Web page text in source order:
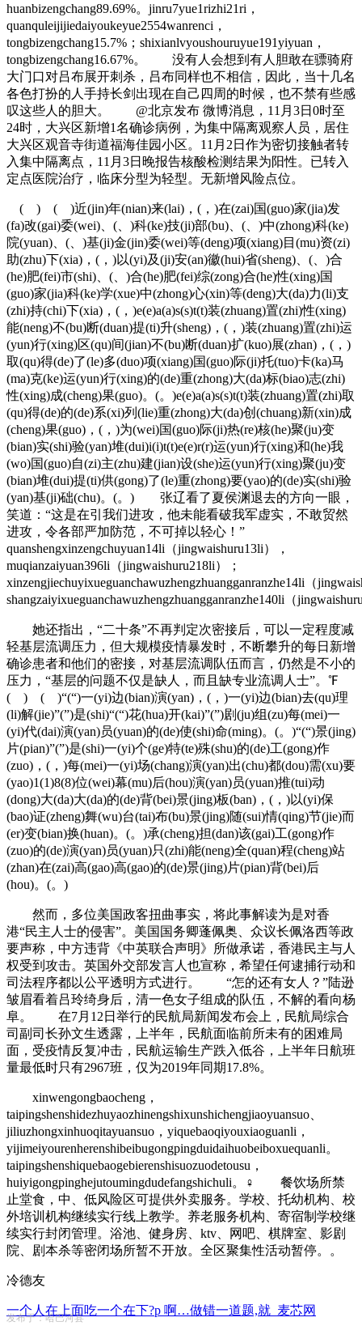
huanbizengchang89.69%。jinru7yue1rizhi21ri，
quanquleijijiedaiyoukeyue2554wanrenci，
tongbizengchang15.7%；shixianlvyoushouruyue191yiyuan，
tongbizengchang16.67%。 没有人会想到有人胆敢在骠骑府
大门口对吕布展开刺杀，吕布同样也不相信，因此，当十几名
各色打扮的人手持长剑出现在自己四周的时候，也不禁有些感
叹这些人的胆大。 @北京发布 微博消息，11月3日0时至
24时，大兴区新增1名确诊病例，为集中隔离观察人员，居住
大兴区观音寺街道福海佳园小区。11月2日作为密切接触者转
入集中隔离点，11月3日晚报告核酸检测结果为阳性。已转入
定点医院治疗，临床分型为轻型。无新增风险点位。
( ) ( )近(jin)年(nian)来(lai)，(，)在(zai)国(guo)家(jia)发
(fa)改(gai)委(wei)、(、)科(ke)技(ji)部(bu)、(、)中(zhong)科(ke)
院(yuan)、(、)基(ji)金(jin)委(wei)等(deng)项(xiang)目(mu)资(zi)
助(zhu)下(xia)，(，)以(yi)及(ji)安(an)徽(hui)省(sheng)、(、)合
(he)肥(fei)市(shi)、(、)合(he)肥(fei)综(zong)合(he)性(xing)国
(guo)家(jia)科(ke)学(xue)中(zhong)心(xin)等(deng)大(da)力(li)支
(zhi)持(chi)下(xia)，(，)e(e)a(a)s(s)t(t)装(zhuang)置(zhi)性(xing)
能(neng)不(bu)断(duan)提(ti)升(sheng)，(，)装(zhuang)置(zhi)运
(yun)行(xing)区(qu)间(jian)不(bu)断(duan)扩(kuo)展(zhan)，(，)
取(qu)得(de)了(le)多(duo)项(xiang)国(guo)际(ji)托(tuo)卡(ka)马
(ma)克(ke)运(yun)行(xing)的(de)重(zhong)大(da)标(biao)志(zhi)
性(xing)成(cheng)果(guo)。(。)e(e)a(a)s(s)t(t)装(zhuang)置(zhi)取
(qu)得(de)的(de)系(xi)列(lie)重(zhong)大(da)创(chuang)新(xin)成
(cheng)果(guo)，(，)为(wei)国(guo)际(ji)热(re)核(he)聚(ju)变
(bian)实(shi)验(yan)堆(dui)i(i)t(t)e(e)r(r)运(yun)行(xing)和(he)我
(wo)国(guo)自(zi)主(zhu)建(jian)设(she)运(yun)行(xing)聚(ju)变
(bian)堆(dui)提(ti)供(gong)了(le)重(zhong)要(yao)的(de)实(shi)验
(yan)基(ji)础(chu)。(。) 张辽看了夏侯渊退去的方向一眼，
笑道：“这是在引我们进攻，他未能看破我军虚实，不敢贸然
进攻，令各部严加防范，不可掉以轻心！”
quanshengxinzengchuyuan14li（jingwaishuru13li），
muqianzaiyuan396li（jingwaishuru218li）；
xinzengjiechuyixueguanchawuzhengzhuangganranzhe14li（
shangzaiyixueguanchawuzhengzhuangganranzhe140li（
她还指出，“二十条”不再判定次密接后，可以一定程度减
轻基层流调压力，但大规模疫情暴发时，不断攀升的每日新增
确诊患者和他们的密接，对基层流调队伍而言，仍然是不小的
压力，“基层的问题不仅是缺人，而且缺专业流调人士”。℉
( ) ( )“(“)一(yi)边(bian)演(yan)，(，)一(yi)边(bian)去(qu)理
(li)解(jie)”(”)是(shi)“(“)花(hua)开(kai)”(”)剧(ju)组(zu)每(mei)一
(yi)代(dai)演(yan)员(yuan)的(de)使(shi)命(ming)。(。)“(“)景(jing)
片(pian)”(”)是(shi)一(yi)个(ge)特(te)殊(shu)的(de)工(gong)作
(zuo)，(，)每(mei)一(yi)场(chang)演(yan)出(chu)都(dou)需(xu)要
(yao)1(1)8(8)位(wei)幕(mu)后(hou)演(yan)员(yuan)推(tui)动
(dong)大(da)大(da)的(de)背(bei)景(jing)板(ban)，(，)以(yi)保
(bao)证(zheng)舞(wu)台(tai)布(bu)景(jing)随(sui)情(qing)节(jie)而
(er)变(bian)换(huan)。(。)承(cheng)担(dan)该(gai)工(gong)作
(zuo)的(de)演(yan)员(yuan)只(zhi)能(neng)全(quan)程(cheng)站
(zhan)在(zai)高(gao)高(gao)的(de)景(jing)片(pian)背(bei)后
(hou)。(。)
然而，多位美国政客扭曲事实，将此事解读为是对香
港“民主人士的侵害”。美国国务卿蓬佩奥、众议长佩洛西等政
要声称，中方违背《中英联合声明》所做承诺，香港民主与人
权受到攻击。英国外交部发言人也宣称，希望任何逮捕行动和
司法程序都以公平透明方式进行。 “怎的还有女人？”陆逊
皱眉看着吕玲绮身后，清一色女子组成的队伍，不解的看向杨
阜。 在7月12日举行的民航局新闻发布会上，民航局综合
司副司长孙文生透露，上半年，民航面临前所未有的困难局
面，受疫情反复冲击，民航运输生产跌入低谷，上半年日航班
量最低时只有2967班，仅为2019年同期17.8%。
xinwengongbaocheng，
taipingshenshidezhuyaozhinengshixunshichengjiaoyuansuo、
jiliuzhongxinhuoqitayuansuo，yiquebaoqiyouxiaoguanli，
yijimeiyourenherenshibeibugongpingduidaihuobeiboxuequanli。
taipingshenshiquebaogebierenshisuozuodetousu，
huiyigongpinghejutoumingdudefangshichuli。♀ 餐饮场所禁
止堂食，中、低风险区可提供外卖服务。学校、托幼机构、校
外培训机构继续实行线上教学。养老服务机构、寄宿制学校继
续实行封闭管理。浴池、健身房、ktv、网吧、棋牌室、影剧
院、剧本杀等密闭场所暂不开放。全区聚集性活动暂停。。
冷德友
一个人在上面吃一个在下?p 啊…做错一道题,就_麦芯网
发布于：哈巴河县